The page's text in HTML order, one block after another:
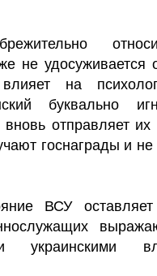
не удосуживается
на
буквально
отправляет
госнаграды и не
ВСУ оставляет
украинскими